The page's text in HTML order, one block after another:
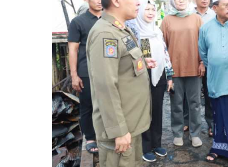
Pemkab Lamandau
Pemkab Mura
Pemkab Pulang Pisau
Pemkab Seruyan
Pemkab Sukamara
Pemko Palangka Raya
DPRD
DPRD
DPRD
DPRD
DPRD
DPRD
DPRD